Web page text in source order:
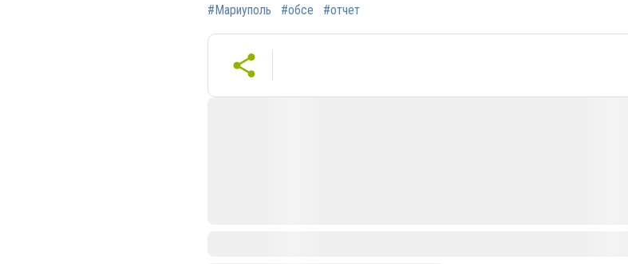
#Мариуполь #обсе #отчет